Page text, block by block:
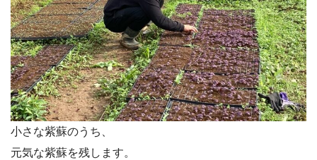
小さな紫蘇のうち、
元気な紫蘇を残します。